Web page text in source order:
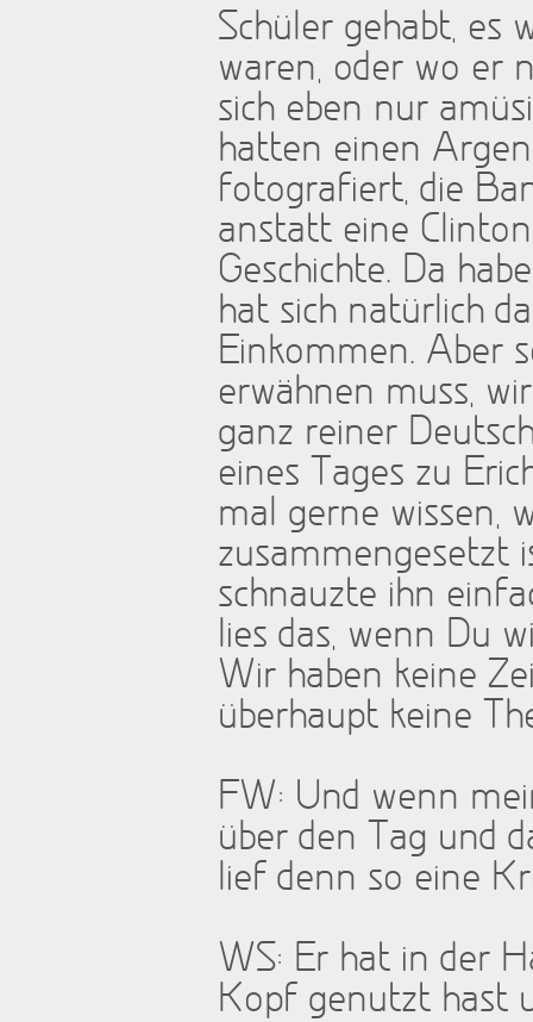
Schüler gehabt, es
waren, oder wo er
sich eben nur
hatten einen
fotografiert, die
anstatt eine
Geschichte. Da
hat sich natürlich
Einkommen. Aber
erwähnen muss,
ganz reiner
eines Tages zu
mal gerne wissen,
zusammengesetzt
schnauzte ihn
lies das, wenn Du
Wir haben keine
überhaupt keine
FW: Und wenn
über den Tag und
lief denn so eine
WS: Er hat in der
Kopf genutzt hast